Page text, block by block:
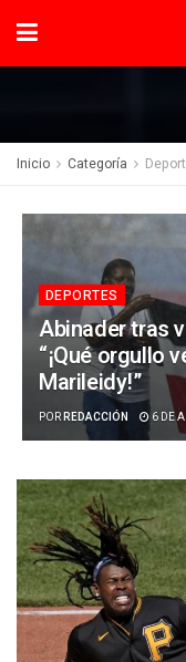
Inicio Categoría
DEPORTES
Abinader tras
“¡Qué orgullo
Marileidy!”
PORREDACCIÓN 6 DE